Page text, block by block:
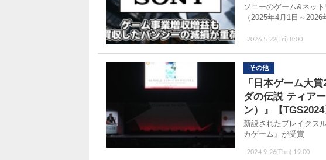
2026.5.22(Fri) 8:00
ソニーのゲーム&ネッ
（2025年4月1日～
その他
2024.9.26(Thu) 19:00
「日本ゲーム大
ダの伝説 ティア
ン）』【TGS2024
新設されたブレイクス
カゲーム』が受賞